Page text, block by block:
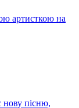
артисткою на
нову пісню,